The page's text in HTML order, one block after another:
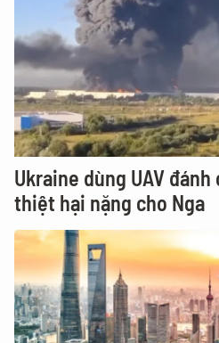
Ukraine dùng UAV
thiệt hại nặng cho Nga